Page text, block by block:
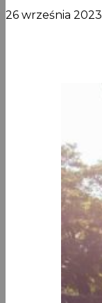
26 września 2023